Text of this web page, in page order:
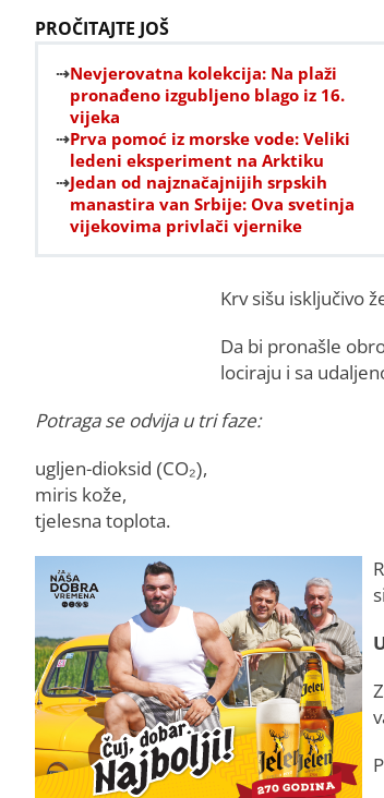
PROČITAJTE JOŠ
Nevjerovatna kolekcija: Na plaži
pronađeno izgubljeno blago iz 16.
vijeka
Prva pomoć iz morske vode: Veliki
ledeni eksperiment na Arktiku
Jedan od najznačajnijih srpskih
manastira van Srbije: Ova svetinja
vijekovima privlači vjernike
Krv sišu isključivo
Da bi pronašle
lociraju i sa
Potraga se odvija u tri faze:
ugljen-dioksid (CO₂),
miris kože,
tjelesna toplota.